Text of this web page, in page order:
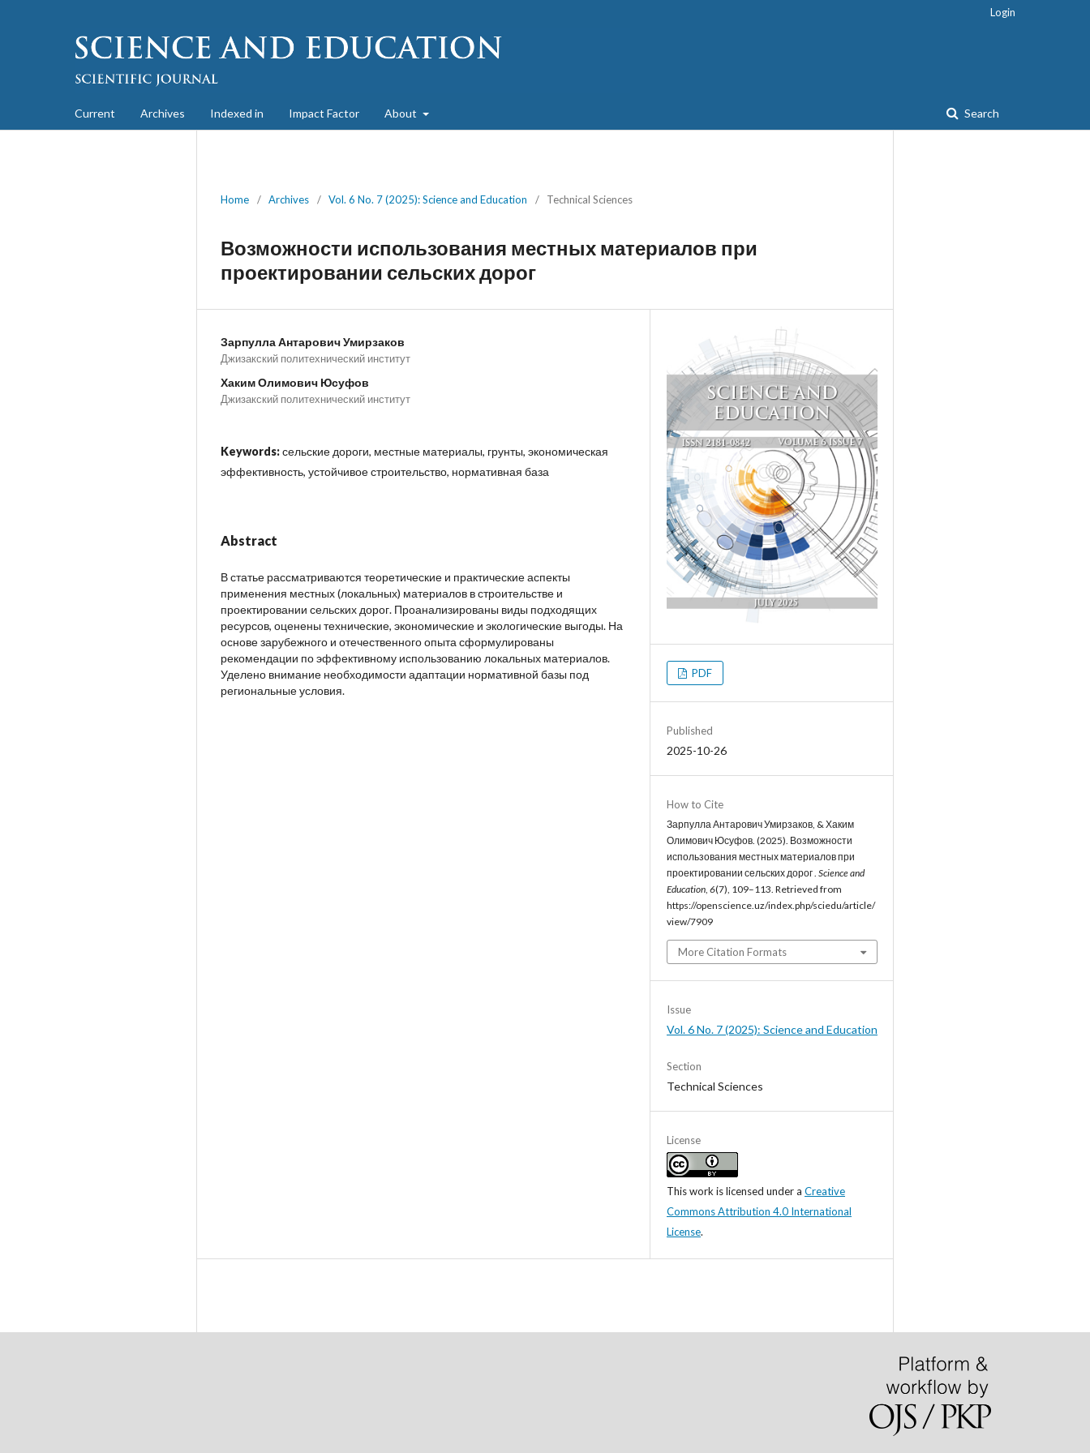
Current Archives Indexed in Impact Factor About Search
Login
Home / Archives / Vol. 6 No. 7 (2025): Science and Education / Technical Sciences
Возможности использования местных материалов при
проектировании сельских дорог
Зарпулла Антарович Умирзаков
Джизакский политехнический институт
Хаким Олимович Юсуфов
Джизакский политехнический институт
Keywords:сельские дороги, местные материалы, грунты, экономическая
эффективность, устойчивое строительство, нормативная база
Abstract
В статье рассматриваются теоретические и практические аспекты
применения местных (локальных) материалов в строительстве и
проектировании сельских дорог. Проанализированы виды подходящих
ресурсов, оценены технические, экономические и экологические выгоды. На
основе зарубежного и отечественного опыта сформулированы
рекомендации по эффективному использованию локальных материалов.
Уделено внимание необходимости адаптации нормативной базы под
региональные условия.
PDF
Published
2025-10-26
How to Cite
Зарпулла Антарович Умирзаков, & Хаким
Олимович Юсуфов. (2025). Возможности
использования местных материалов при
проектировании сельских дорог . Science and
Education, 6(7), 109–113. Retrieved from
https://openscience.uz/index.php/sciedu/article/
view/7909
More Citation Formats
Issue
Vol. 6 No. 7 (2025): Science and Education
Section
Technical Sciences
License
This work is licensed under a Creative
Commons Attribution 4.0 International
License.